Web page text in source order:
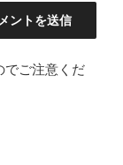
でご注意くだ